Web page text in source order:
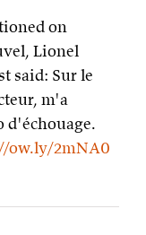
on
Lionel
said: Sur le
m'a
d'échouage.
ow.ly/2mNA0